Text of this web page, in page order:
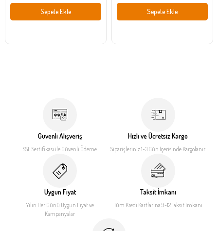
Sepete Ekle Sepete Ekle
Güvenli Alışveriş
SSL Sertifikası ile Güvenli Ödeme
Hızlı ve Ücretsiz Kargo
Siparişleriniz 1-3 Gün İçerisinde Kargolanır
Uygun Fiyat
Yılın Her Günü Uygun Fiyatve
Kampanyalar
Taksit İmkanı
Tüm Kredi Kartlarına 9-12Taksit İmkanı